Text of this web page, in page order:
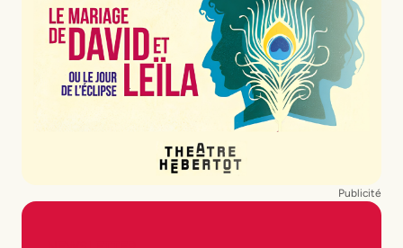
Publicité